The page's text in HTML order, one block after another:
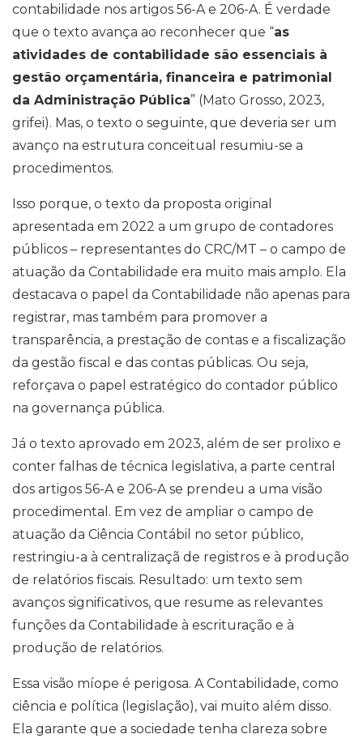
contabilidade nos artigos 56-A e 206-A. É verdade
que o texto avança ao reconhecer que “as
atividades de contabilidade são essenciais à
gestão orçamentária, financeira e patrimonial
da Administração Pública” (Mato Grosso, 2023,
grifei). Mas, o texto o seguinte, que deveria ser um
avanço na estrutura conceitual resumiu-se a
procedimentos.
Isso porque, o texto da proposta original
apresentada em 2022 a um grupo de contadores
públicos – representantes do CRC/MT – o campo de
atuação da Contabilidade era muito mais amplo. Ela
destacava o papel da Contabilidade não apenas para
registrar, mas também para promover a
transparência, a prestação de contas e a fiscalização
da gestão fiscal e das contas públicas. Ou seja,
reforçava o papel estratégico do contador público
na governança pública.
Já o texto aprovado em 2023, além de ser prolixo e
conter falhas de técnica legislativa, a parte central
dos artigos 56-A e 206-A se prendeu a uma visão
procedimental. Em vez de ampliar o campo de
atuação da Ciência Contábil no setor público,
restringiu-a à centralizaçã de registros e à produção
de relatórios fiscais. Resultado: um texto sem
avanços significativos, que resume as relevantes
funções da Contabilidade à escrituração e à
produção de relatórios.
Essa visão míope é perigosa. A Contabilidade, como
ciência e política (legislação), vai muito além disso.
Ela garante que a sociedade tenha clareza sobre